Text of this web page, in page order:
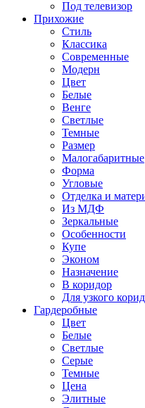
Под телевизор
Прихожие
Стиль
Классика
Современные
Модерн
Цвет
Белые
Венге
Светлые
Темные
Размер
Малогабаритные
Форма
Угловые
Отделка и
Из МДФ
Зеркальные
Особенности
Купе
Эконом
Назначение
В коридор
Для узкого
Гардеробные
Цвет
Белые
Светлые
Серые
Темные
Цена
Элитные